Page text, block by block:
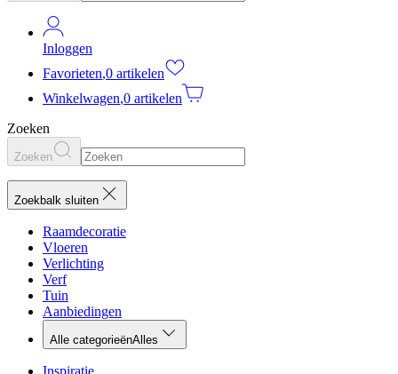
Inloggen
Favorieten,0 artikelen
Winkelwagen,0 artikelen
Zoeken
Zoeken
Zoekbalk sluiten
Raamdecoratie
Vloeren
Verlichting
Verf
Tuin
Aanbiedingen
Alle categorieënAlles
Inspiratie